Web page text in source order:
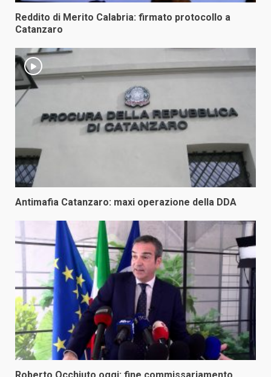
Reddito di Merito Calabria: firmato protocollo a
Catanzaro
Antimafia Catanzaro: maxi operazione della DDA